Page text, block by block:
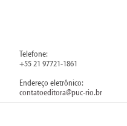
Telefone:
+55 21 97721-1861
Endereço eletrônico:
contatoeditora@puc-rio.br